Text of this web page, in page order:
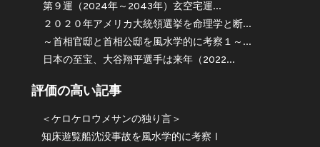
第９運（2024年～2043年）玄空宅運...
２０２０年アメリカ大統領選挙を命理学と断...
～首相官邸と首相公邸を風水学的に考察１～...
日本の至宝、大谷翔平選手は来年（2022...
評価の高い記事
＜ケロケロウメサンの独り言＞
知床遊覧船沈没事故を風水学的に考察Ⅰ